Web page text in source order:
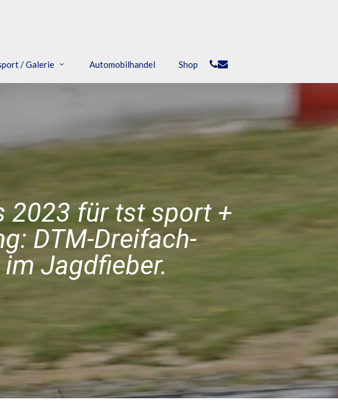
/ Galerie Automobilhandel Shop phone
email
2023 für tst sport +
DTM-Dreifach-
Jagdfieber.